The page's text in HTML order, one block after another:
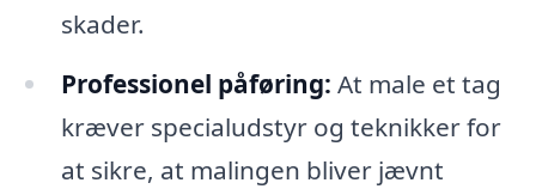
skader.
Professionel påføring: At male et tag
kræver specialudstyr og teknikker for
at sikre, at malingen bliver jævnt